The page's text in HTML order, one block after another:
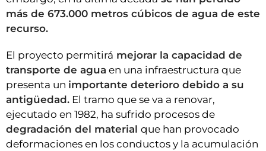
más de 673.000 metros cúbicos de agua de este
recurso.
El proyecto permitirá mejorar la capacidad de
transporte de agua en una infraestructura que
presenta un importante deterioro debido a su
antigüedad. El tramo que se va a renovar,
ejecutado en 1982, ha sufrido procesos de
degradación del material que han provocado
deformaciones en los conductos y la acumulación